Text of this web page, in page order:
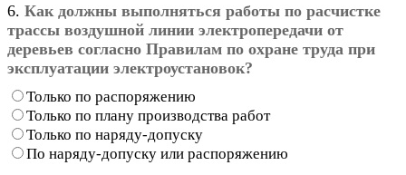
6. Как должны выполняться работы по расчистке
трассы воздушной линии электропередачи от
деревьев согласно Правилам по охране труда при
эксплуатации электроустановок?
Только по распоряжению
Только по плану производства работ
Только по наряду-допуску
По наряду-допуску или распоряжению